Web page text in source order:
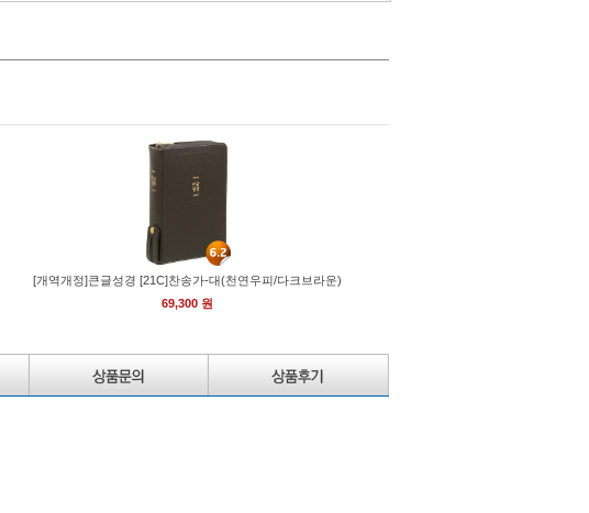
[개역개정]큰글성경 [21C]찬송가-대(천연우피/다크브라운)
69,300 원